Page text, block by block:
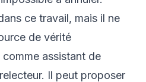
ce travail, mais il ne
de vérité
assistant de
Il peut proposer